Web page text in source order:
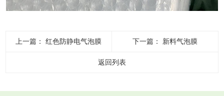
上一篇：红色防静电气泡膜 下一篇： 新料气泡膜
返回列表